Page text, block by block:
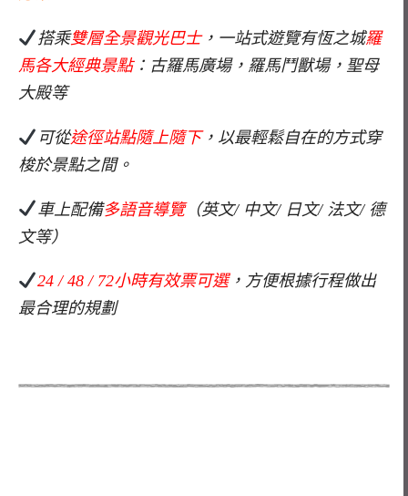
搭乘雙層全景觀光巴士，一站式遊覽有恆之城羅
馬各大經典景點：古羅馬廣場，羅馬鬥獸場，聖母
大殿等
可從途徑站點隨上隨下，以最輕鬆自在的方式穿
梭於景點之間。
車上配備多語音導覽（英文/ 中文/ 日文/ 法文/ 德
文等）
24 / 48 / 72小時有效票可選，方便根據行程做出
最合理的規劃